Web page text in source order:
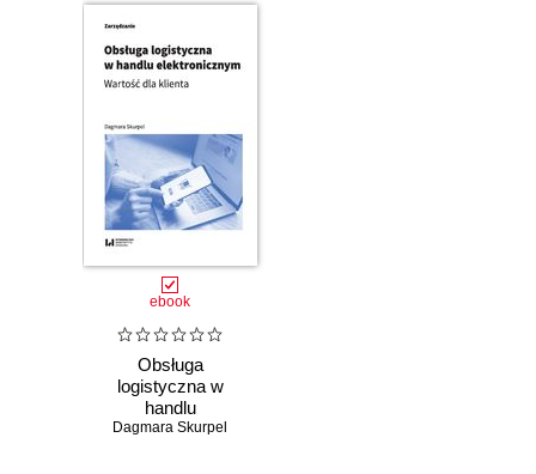
ebook
Obsługa
logistyczna w
handlu
elektronicznym.
Dagmara Skurpel